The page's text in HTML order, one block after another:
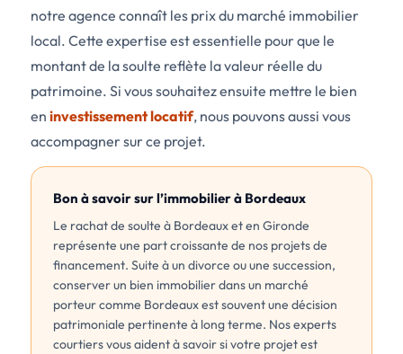
notre agence connaît les prix du marché immobilier
local. Cette expertise est essentielle pour que le
montant de la soulte reflète la valeur réelle du
patrimoine. Si vous souhaitez ensuite mettre le bien
en investissement locatif, nous pouvons aussi vous
accompagner sur ce projet.
Bon à savoir sur l’immobilier à Bordeaux
Le rachat de soulte à Bordeaux et en Gironde
représente une part croissante de nos projets de
financement. Suite à un divorce ou une succession,
conserver un bien immobilier dans un marché
porteur comme Bordeaux est souvent une décision
patrimoniale pertinente à long terme. Nos experts
courtiers vous aident à savoir si votre projet est